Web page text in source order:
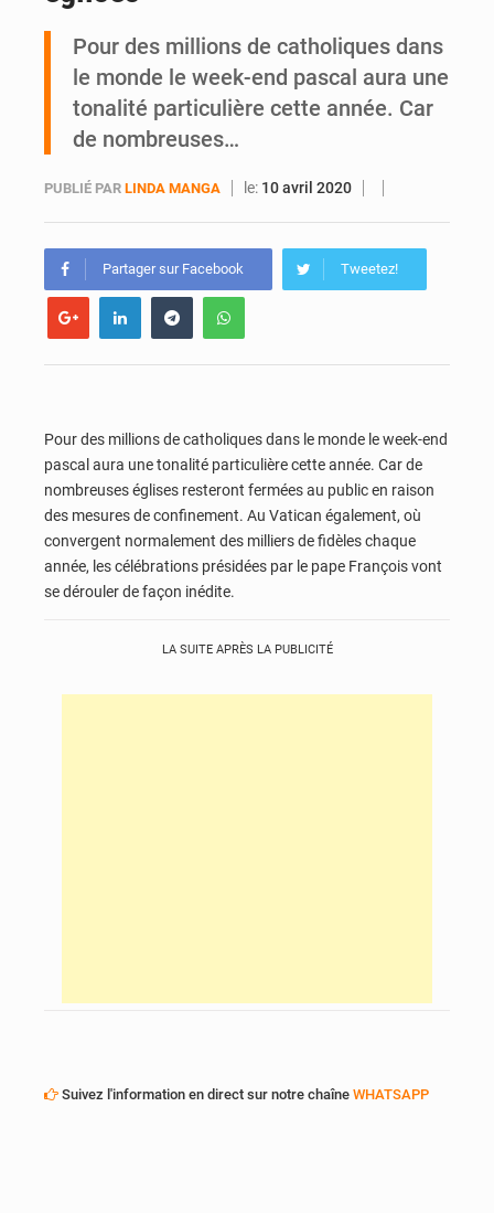
Yopougon : la DGI recommande le paiement en ligne des impôts pendant les perturbations liées au défilé du 7 août
Pour des millions de catholiques dans
le monde le week-end pascal aura une
tonalité particulière cette année. Car
de nombreuses…
PUBLIÉ PAR LINDA MANGA le: 10 avril 2020
Partager sur Facebook Tweetez!
Pour des millions de catholiques dans le monde le week-end
pascal aura une tonalité particulière cette année. Car de
nombreuses églises resteront fermées au public en raison
des mesures de confinement. Au Vatican également, où
convergent normalement des milliers de fidèles chaque
année, les célébrations présidées par le pape François vont
se dérouler de façon inédite.
LA SUITE APRÈS LA PUBLICITÉ
Suivez l'information en direct sur notre chaîne WHATSAPP